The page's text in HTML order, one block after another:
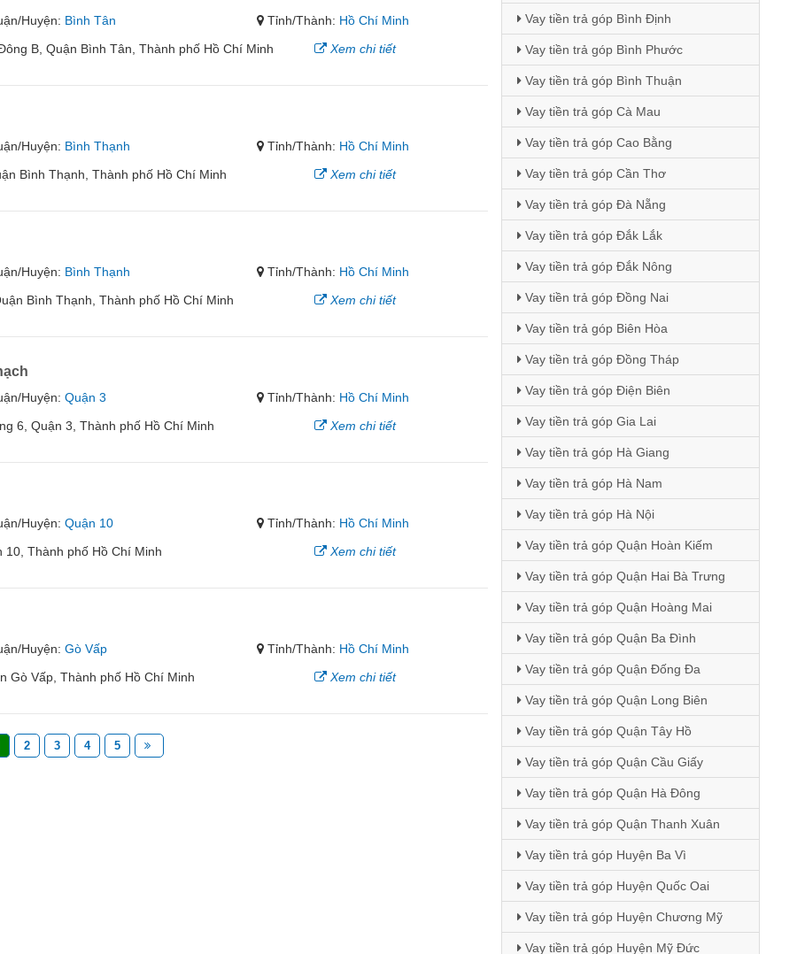
Huyện: Bình Tân Tỉnh/Thành: Hồ Chí Minh
B, Quận Bình Tân, Thành phố Hồ Chí Minh
Xem chi tiết
Huyện: Bình Thạnh Tỉnh/Thành: Hồ Chí Minh
Bình Thạnh, Thành phố Hồ Chí Minh
Xem chi tiết
Huyện: Bình Thạnh Tỉnh/Thành: Hồ Chí Minh
Bình Thạnh, Thành phố Hồ Chí Minh
Xem chi tiết
Huyện: Quận 3 Tỉnh/Thành: Hồ Chí Minh
6, Quận 3, Thành phố Hồ Chí Minh
Xem chi tiết
Huyện: Quận 10 Tỉnh/Thành: Hồ Chí Minh
Thành phố Hồ Chí Minh
Xem chi tiết
Huyện: Gò Vấp Tỉnh/Thành: Hồ Chí Minh
Gò Vấp, Thành phố Hồ Chí Minh
Xem chi tiết
2 3 4 5
Vay tiền trả góp Bình Định
Vay tiền trả góp Bình Phước
Vay tiền trả góp Bình Thuận
Vay tiền trả góp Cà Mau
Vay tiền trả góp Cao Bằng
Vay tiền trả góp Cần Thơ
Vay tiền trả góp Đà Nẵng
Vay tiền trả góp Đắk Lắk
Vay tiền trả góp Đắk Nông
Vay tiền trả góp Đồng Nai
Vay tiền trả góp Biên Hòa
Vay tiền trả góp Đồng Tháp
Vay tiền trả góp Điện Biên
Vay tiền trả góp Gia Lai
Vay tiền trả góp Hà Giang
Vay tiền trả góp Hà Nam
Vay tiền trả góp Hà Nội
Vay tiền trả góp Quận Hoàn Kiếm
Vay tiền trả góp Quận Hai Bà Trưng
Vay tiền trả góp Quận Hoàng Mai
Vay tiền trả góp Quận Ba Đình
Vay tiền trả góp Quận Đống Đa
Vay tiền trả góp Quận Long Biên
Vay tiền trả góp Quận Tây Hồ
Vay tiền trả góp Quận Cầu Giấy
Vay tiền trả góp Quận Hà Đông
Vay tiền trả góp Quận Thanh Xuân
Vay tiền trả góp Huyện Ba Vì
Vay tiền trả góp Huyện Quốc Oai
Vay tiền trả góp Huyện Chương Mỹ
Vay tiền trả góp Huyện Mỹ Đức